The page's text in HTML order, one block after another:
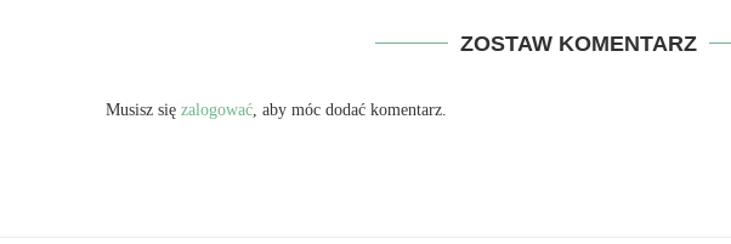
ZOSTAW KOMENTARZ
Musisz się zalogować , aby móc dodać komentarz.